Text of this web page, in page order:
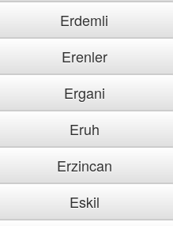
Erdemli
Erenler
Ergani
Eruh
Erzincan
Eskil